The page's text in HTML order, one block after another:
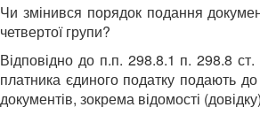
Чи змінився порядок подання
четвертої групи?
Відповідно до п.п. 298.8.1 п. 298.8
платника єдиного податку подають
документів, зокрема відомості